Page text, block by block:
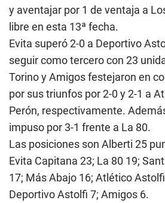
y aventajar por 1 de ventaja a
libre en esta 13ª fecha.
Evita superó 2-0 a Deportivo
seguir como tercero con 23
Torino y Amigos festejaron en
por sus triunfos por 2-0 y 2-1 a
Perón, respectivamente.
impuso por 3-1 frente a La 80.
Las posiciones son Alberti 25
Evita Capitana 23; La 80 19;
17; Más Abajo 16; Atlético
Deportivo Astolfi 7; Amigos 6.